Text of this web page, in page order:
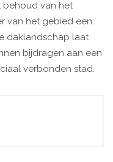
behoud van het
van het gebied een
daklandschap laat
bijdragen aan een
verbonden stad.